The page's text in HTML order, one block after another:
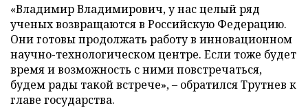
«Владимир Владимирович, у нас целый ряд
ученых возвращаются в Российскую Федерацию.
Они готовы продолжать работу в инновационном
научно-технологическом центре. Если тоже будет
время и возможность с ними повстречаться,
будем рады такой встрече», – обратился Трутнев к
главе государства.